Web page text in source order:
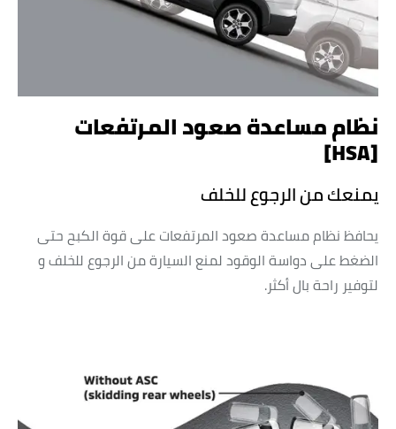
نظام مساعدة صعود المرتفعات
[HSA]
يمنعك من الرجوع للخلف
يحافظ نظام مساعدة صعود المرتفعات على قوة الكبح حتى
الضغط على دواسة الوقود لمنع السيارة من الرجوع للخلف و
لتوفير راحة بال أكثر.